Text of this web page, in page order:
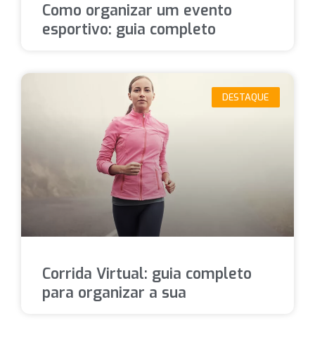
Como organizar um evento
esportivo: guia completo
DESTAQUE
Corrida Virtual: guia completo
para organizar a sua